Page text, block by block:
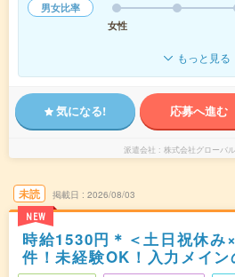
男女比率
女性
もっと見る
気になる! 応募へ進む
派遣会社 株式会社グローバ
未読
NEW
掲載日 2026/08/03
時給1530円＊＜土日祝休み
件！未経験OK！入力メイン